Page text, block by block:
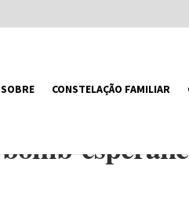
SOBRE CONSTELAÇÃO FAMILIAR
bomb-